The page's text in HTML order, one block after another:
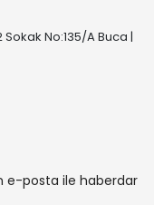
No:135/A Buca |
e-posta ile haberdar